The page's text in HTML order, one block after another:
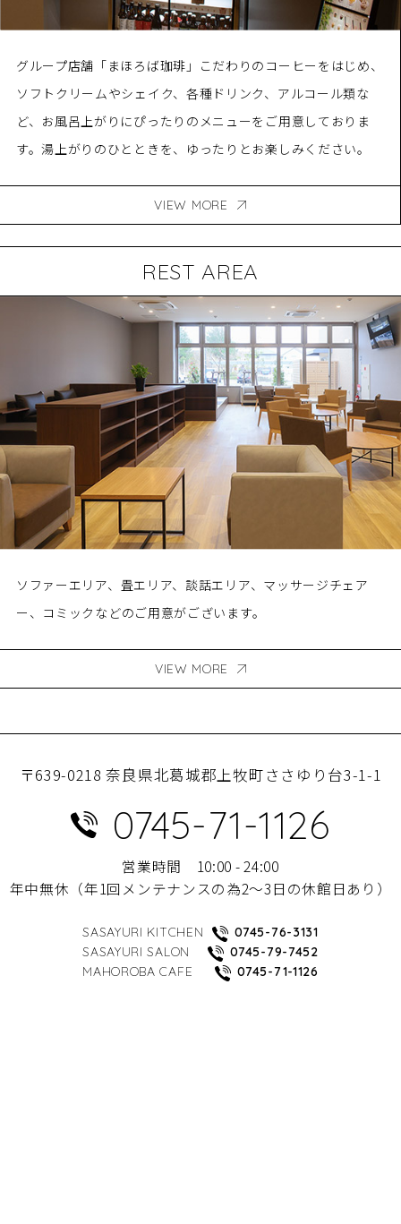
グループ店舗「まほろば珈琲」こだわりのコーヒーをはじめ、
ソフトクリームやシェイク、各種ドリンク、アルコール類な
ど、お風呂上がりにぴったりのメニューをご用意しておりま
す。湯上がりのひとときを、ゆったりとお楽しみください。
VIEW MORE
REST AREA
ソファーエリア、畳エリア、談話エリア、マッサージチェア
ー、コミックなどのご用意がございます。
VIEW MORE
〒639-0218 奈良県北葛城郡上牧町ささゆり台3-1-1
0745-71-1126
営業時間 10:00 - 24:00
年中無休（年1回メンテナンスの為2～3日の休館日あり）
SASAYURI KITCHEN
0745-76-3131
SASAYURI SALON
0745-79-7452
MAHOROBA CAFE
0745-71-1126